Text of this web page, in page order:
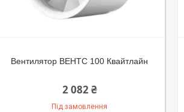
Вентилятор ВЕНТС 100 Квайтлайн
2 082 ₴
Під замовлення